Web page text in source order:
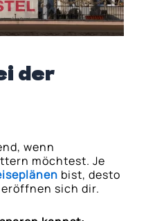
der
wenn
möchtest. Je
bist, desto
sich dir.